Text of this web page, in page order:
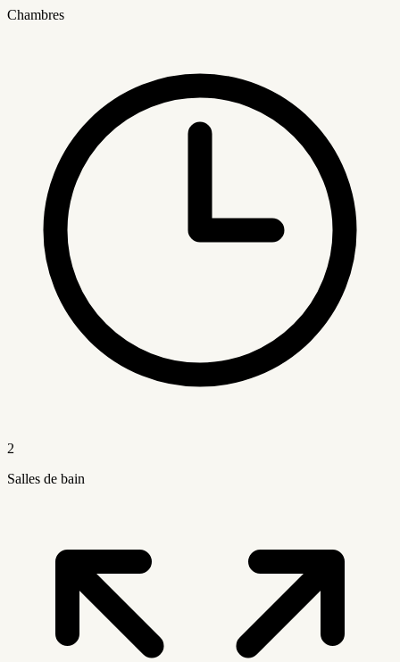
Chambres
2
Salles de bain